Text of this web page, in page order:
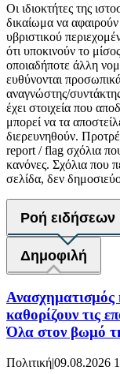
Οι ιδιοκτήτες της
δικαίωμα να
υβριστικού
ότι υποκινούν το
οποιαδήποτε άλλη
ευθύνονται
αναγνώστης/
έχει στοιχεία που
μπορεί να τα
διερευνηθούν.
report / flag σχόλια
κανόνες. Σχόλια που
σελίδα, δεν
Ροή ειδήσεων
Δημοφιλή
Ανασχηματισμός
καθορίζουν τις
Όλα στον βωμό
Πολιτική|09.08.2026